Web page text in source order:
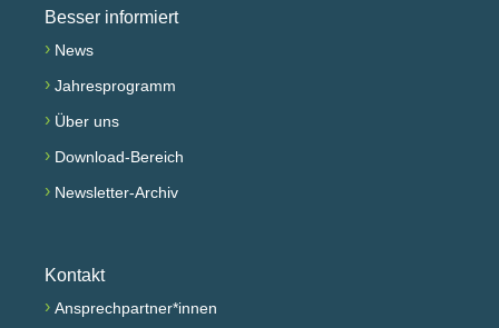
Besser informiert
› News
› Jahresprogramm
› Über uns
› Download-Bereich
› Newsletter-Archiv
Kontakt
› Ansprechpartner*innen